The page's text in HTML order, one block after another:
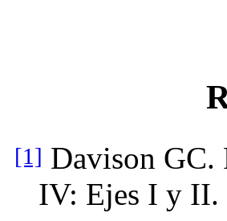
[1] Davison GC.
IV: Ejes I y II.